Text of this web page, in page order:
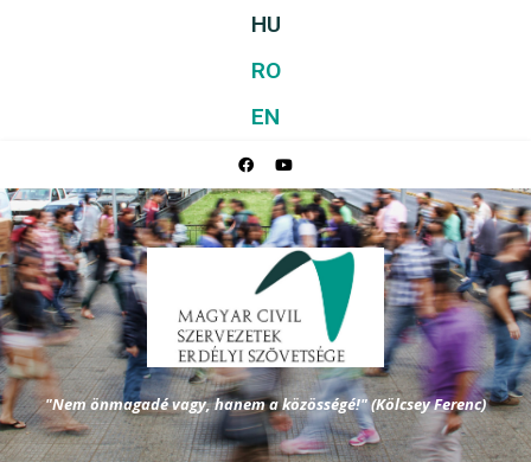
HU
RO
EN
"Nem önmagadé vagy, hanem a közösségé!" (Kölcsey Ferenc)